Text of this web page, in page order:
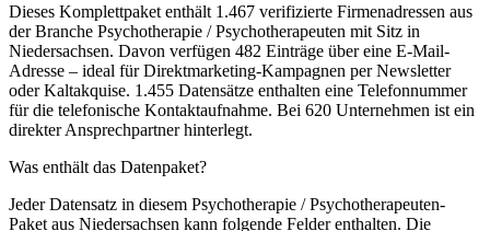
Dieses Komplettpaket enthält 1.467 verifizierte Firmenadressen aus
der Branche Psychotherapie / Psychotherapeuten mit Sitz in
Niedersachsen. Davon verfügen 482 Einträge über eine E-Mail-
Adresse – ideal für Direktmarketing-Kampagnen per Newsletter
oder Kaltakquise. 1.455 Datensätze enthalten eine Telefonnummer
für die telefonische Kontaktaufnahme. Bei 620 Unternehmen ist ein
direkter Ansprechpartner hinterlegt.
Was enthält das Datenpaket?
Jeder Datensatz in diesem Psychotherapie / Psychotherapeuten-
Paket aus Niedersachsen kann folgende Felder enthalten. Die